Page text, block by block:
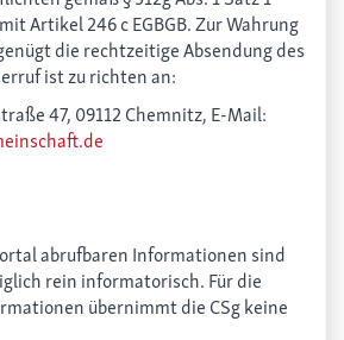
Artikel 246 c EGBGB. Zur Wahrung
die rechtzeitige Absendung des
ist zu richten an:
47, 09112 Chemnitz, E-Mail:
abrufbaren Informationen sind
rein informatorisch. Für die
übernimmt die CSg keine